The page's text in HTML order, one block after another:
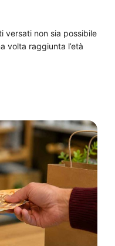
versati non sia possibile
volta raggiunta l’età